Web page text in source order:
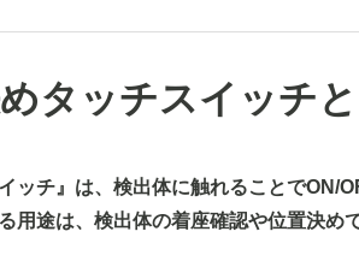
タッチスイッチ
ッチ』は、検出体に触れることでON/
用途は、検出体の着座確認や位置決めで